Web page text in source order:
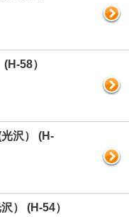
58）
沢） (H-
） (H-54）